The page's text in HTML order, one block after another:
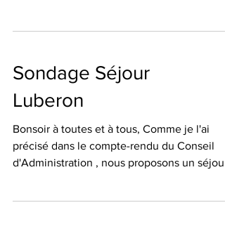
Sondage Séjour
Luberon
Bonsoir à toutes et à tous, Comme je l'ai
précisé dans le compte-rendu du Conseil
d'Administration , nous proposons un séjour